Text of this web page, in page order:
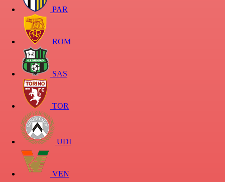
PAR
ROM
SAS
TOR
UDI
VEN